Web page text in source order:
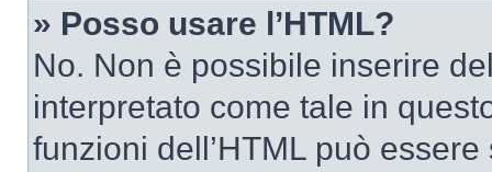
» Posso usare l’HTML?
No. Non è possibile inserire
interpretato come tale in
funzioni dell’HTML può